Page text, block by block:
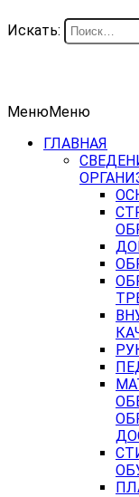
Искать:
МенюМеню
ГЛАВНАЯ